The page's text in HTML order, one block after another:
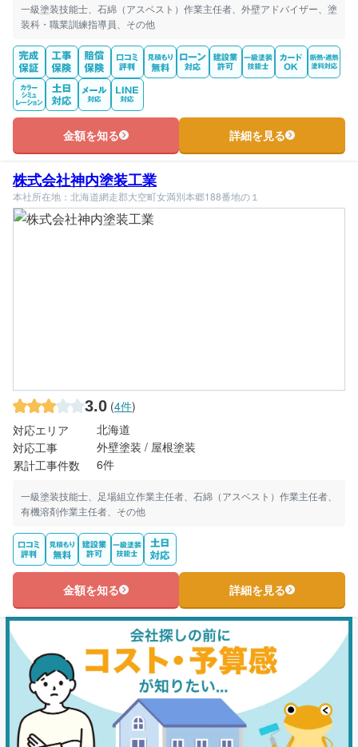
一級塗装技能士、石綿（アスベスト）作業主任者、外壁アドバイザー、塗
装科・職業訓練指導員、その他
金額を知る 詳細を見る
株式会社神内塗装工業
本社所在地：北海道網走郡大空町女満別本郷188番地の１
3.0 (4件)
対応エリア
北海道
対応工事
外壁塗装 / 屋根塗装
累計工事件数
6件
一級塗装技能士、足場組立作業主任者、石綿（アスベスト）作業主任者、
有機溶剤作業主任者、その他
金額を知る 詳細を見る